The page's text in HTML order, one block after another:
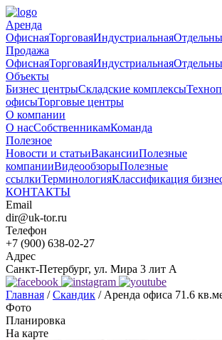
Аренда
ОфиснаяТорговаяИндустриальная
Продажа
ОфиснаяТорговаяИндустриальная
Объекты
Бизнес центрыСкладские комплексы
офисыТорговые центры
О компании
О насСобственникамКоманда
Полезное
Новости и статьиВакансииПолезные
компанииВидеообзорыПолезные
ссылкиТерминологияКлассификация
КОНТАКТЫ
Email
dir@uk-tor.ru
Телефон
+7 (900) 638-02-27
Адрес
Санкт-Петербург, ул. Мира 3 лит А
Главная /Скандик / Аренда офиса 71.6
Фото
Планировка
На карте